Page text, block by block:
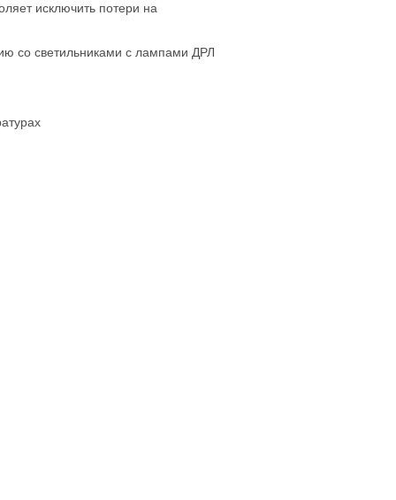
исключить потери на
со светильниками с лампами ДРЛ